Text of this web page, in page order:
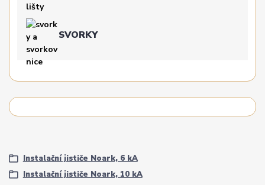
SVORKY
Instalační jističe Noark, 6 kA
Instalační jističe Noark, 10 kA